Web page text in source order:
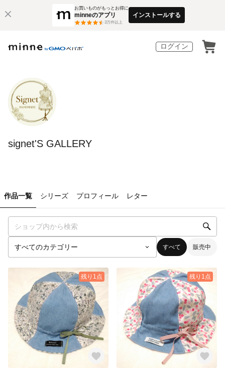
お買いものがもっとお得に
minneのアプリ
3万件以上
インストールする
ログイン
signet'S GALLERY
作品一覧 シリーズ プロフィール レター
すべて 販売中
残り1点 残り1点